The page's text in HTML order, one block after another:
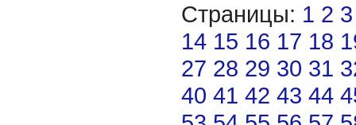
Страницы: 1 2 3
14 15 16 17 18
27 28 29 30 31
40 41 42 43 44